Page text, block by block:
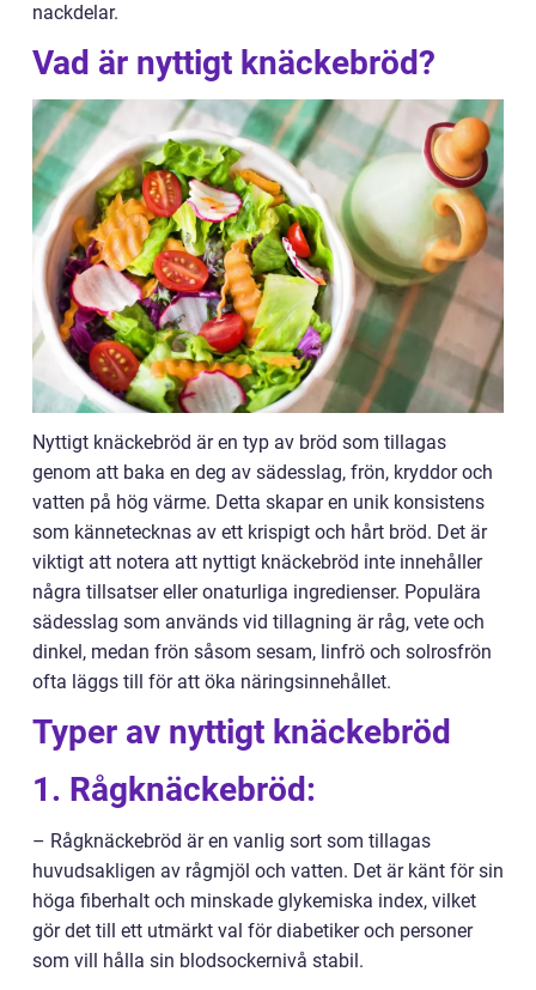
nackdelar.
Vad är nyttigt knäckebröd?
Nyttigt knäckebröd är en typ av bröd som tillagas
genom att baka en deg av sädesslag, frön, kryddor och
vatten på hög värme. Detta skapar en unik konsistens
som kännetecknas av ett krispigt och hårt bröd. Det är
viktigt att notera att nyttigt knäckebröd inte innehåller
några tillsatser eller onaturliga ingredienser. Populära
sädesslag som används vid tillagning är råg, vete och
dinkel, medan frön såsom sesam, linfrö och solrosfrön
ofta läggs till för att öka näringsinnehållet.
Typer av nyttigt knäckebröd
1. Rågknäckebröd:
– Rågknäckebröd är en vanlig sort som tillagas
huvudsakligen av rågmjöl och vatten. Det är känt för sin
höga fiberhalt och minskade glykemiska index, vilket
gör det till ett utmärkt val för diabetiker och personer
som vill hålla sin blodsockernivå stabil.